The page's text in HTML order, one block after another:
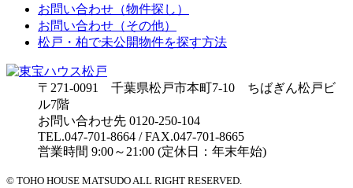
お問い合わせ（物件探し）
お問い合わせ（その他）
松戸・柏で未公開物件を探す方法
〒271-0091 千葉県松戸市本町7-10 ちばぎん松戸ビ
ル7階
お問い合わせ先 0120-250-104
TEL.047-701-8664 / FAX.047-701-8665
営業時間 9:00～21:00 (定休日：年末年始)
© TOHO HOUSE MATSUDO ALL RIGHT RESERVED.